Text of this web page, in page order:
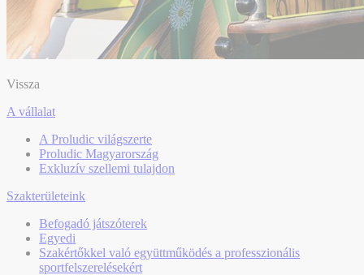
Vissza
A vállalat
A Proludic világszerte
Proludic Magyarország
Exkluzív szellemi tulajdon
Szakterületeink
Befogadó játszóterek
Egyedi
Szakértőkkel való együttműködés a professzionális
sportfelszerelésekért